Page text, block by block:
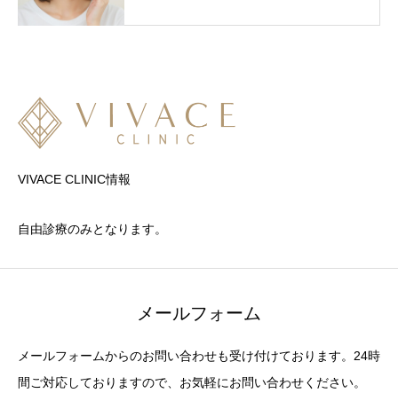
VIVACE CLINIC情報
自由診療のみとなります。
メールフォーム
メールフォームからのお問い合わせも受け付けております。24時
間ご対応しておりますので、お気軽にお問い合わせください。